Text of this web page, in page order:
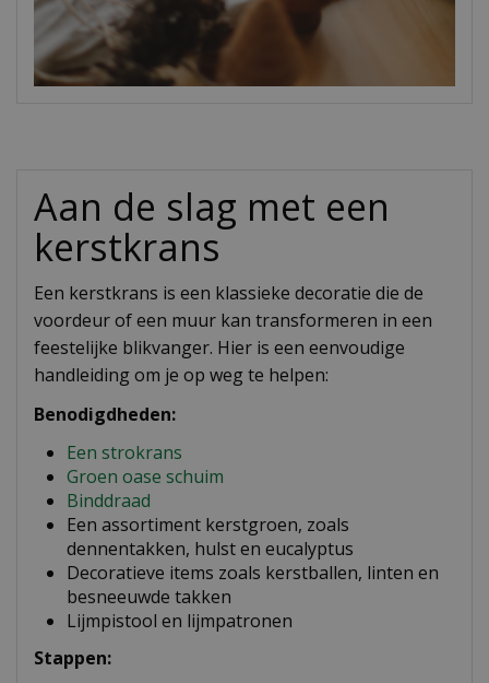
Aan de slag met een
kerstkrans
Een kerstkrans is een klassieke decoratie die de
voordeur of een muur kan transformeren in een
feestelijke blikvanger. Hier is een eenvoudige
handleiding om je op weg te helpen:
Benodigdheden:
Een strokrans
Groen oase schuim
Binddraad
Een assortiment kerstgroen, zoals
dennentakken, hulst en eucalyptus
Decoratieve items zoals kerstballen, linten en
besneeuwde takken
Lijmpistool en lijmpatronen
Stappen: